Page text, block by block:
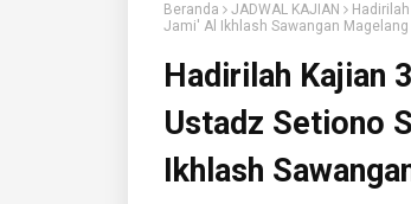
Beranda JADWAL KAJIAN
Jami' Al Ikhlash Sawangan Magelang
Hadirilah Kajian
Ustadz Setiono
Ikhlash